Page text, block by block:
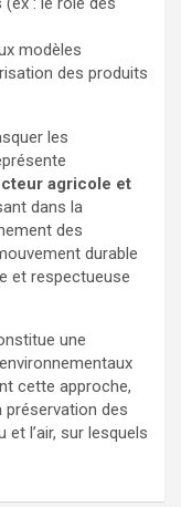
modèles
des produits
les
agricole et
dans la
des
durable
et respectueuse
une
cette approche,
préservation des
l’air, sur lesquels